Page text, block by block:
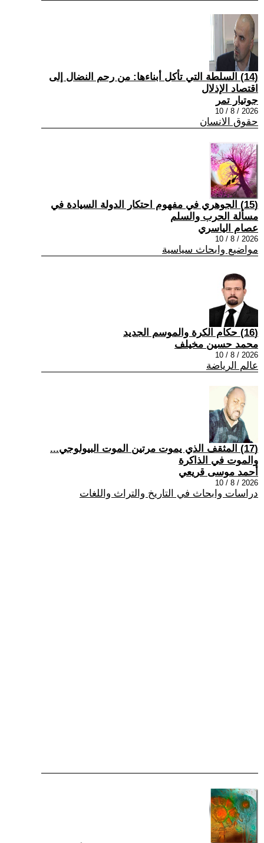
(14) السلطة التي تأكل أبناءها: من رحم النضال إلى
اقتصاد الإذلال
جوتيار تمر
2026 / 8 / 10
حقوق الانسان
(15) الجوهري في مفهوم احتكار الدولة السيادة في
مسألة الحرب والسلم
عصام الياسري
2026 / 8 / 10
مواضيع وابحاث سياسية
(16) حكام الكرة والموسم الجديد
محمد حسين مخيلف
2026 / 8 / 10
عالم الرياضة
(17) المثقف الذي يموت مرتين الموت البيولوجي...
والموت في الذاكرة
أحمد موسى قريعي
2026 / 8 / 10
دراسات وابحاث في التاريخ والتراث واللغات